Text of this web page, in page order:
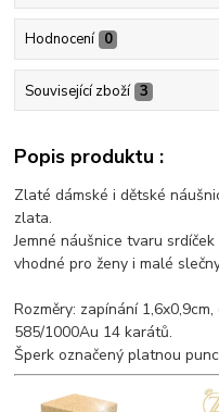
Hodnocení 0
Související zboží 3
Popis produktu :
Zlaté dámské i dětské
zlata.
Jemné náušnice tvaru
vhodné pro ženy i malé
Rozměry: zapínání
585/1000Au 14 karátů.
Šperk označený platnou